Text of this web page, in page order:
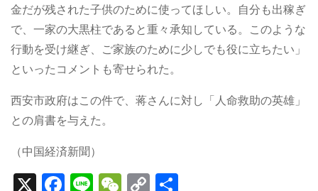
金だが残された子供のために使ってほしい。自分も出稼ぎ
で、一家の大黒柱であると重々承知している。このような
行動を受け継ぎ、ご家族のために少しでも役に立ちたい」
といったコメントも寄せられた。
西安市政府はこの件で、蒋さんに対し「人命救助の英雄」
との肩書を与えた。
（中国経済新聞）
X F Li W C